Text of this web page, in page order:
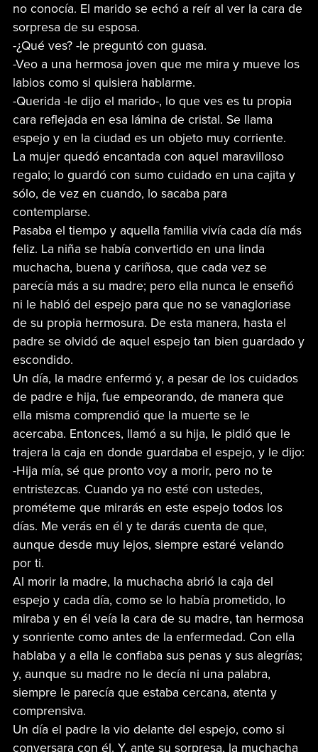
no conocía. El marido se echó a reír al ver la cara de
sorpresa de su esposa.
-¿Qué ves? -le preguntó con guasa.
-Veo a una hermosa joven que me mira y mueve los
labios como si quisiera hablarme.
-Querida -le dijo el marido-, lo que ves es tu propia
cara reflejada en esa lámina de cristal. Se llama
espejo y en la ciudad es un objeto muy corriente.
La mujer quedó encantada con aquel maravilloso
regalo; lo guardó con sumo cuidado en una cajita y
sólo, de vez en cuando, lo sacaba para
contemplarse.
Pasaba el tiempo y aquella familia vivía cada día más
feliz. La niña se había convertido en una linda
muchacha, buena y cariñosa, que cada vez se
parecía más a su madre; pero ella nunca le enseñó
ni le habló del espejo para que no se vanagloriase
de su propia hermosura. De esta manera, hasta el
padre se olvidó de aquel espejo tan bien guardado y
escondido.
Un día, la madre enfermó y, a pesar de los cuidados
de padre e hija, fue empeorando, de manera que
ella misma comprendió que la muerte se le
acercaba. Entonces, llamó a su hija, le pidió que le
trajera la caja en donde guardaba el espejo, y le dijo:
-Hija mía, sé que pronto voy a morir, pero no te
entristezcas. Cuando ya no esté con ustedes,
prométeme que mirarás en este espejo todos los
días. Me verás en él y te darás cuenta de que,
aunque desde muy lejos, siempre estaré velando
por ti.
Al morir la madre, la muchacha abrió la caja del
espejo y cada día, como se lo había prometido, lo
miraba y en él veía la cara de su madre, tan hermosa
y sonriente como antes de la enfermedad. Con ella
hablaba y a ella le confiaba sus penas y sus alegrías;
y, aunque su madre no le decía ni una palabra,
siempre le parecía que estaba cercana, atenta y
comprensiva.
Un día el padre la vio delante del espejo, como si
conversara con él. Y, ante su sorpresa, la muchacha